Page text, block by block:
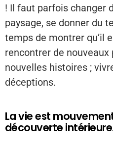
! Il faut parfois changer
paysage, se donner du
temps de montrer qu’il
rencontrer de nouveaux
nouvelles histoires ;
déceptions.
La vie est
découverte